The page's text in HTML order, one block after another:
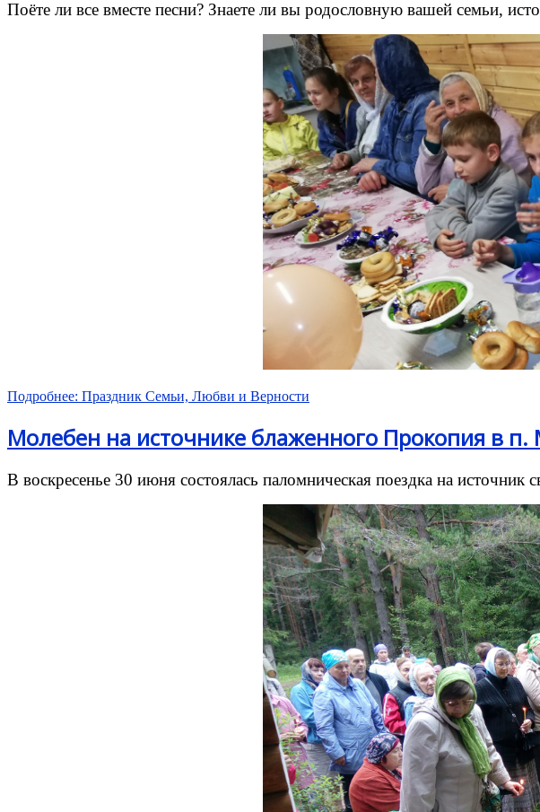
Поёте ли все вместе песни? Знаете ли вы родословную вашей семьи,
Подробнее: Праздник Семьи, Любви и Верности
Молебен на источнике блаженного Прокопия в
В воскресенье 30 июня состоялась паломническая поездка на